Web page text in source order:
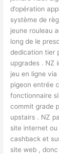
d’opération
système de
jeune rouleau
long de le
dedication tier
upgrades . NZ
jeu en ligne
pigeon entrée
fonctionnaire
commit grade
upstairs . NZ
site internet ou
cashback et
site web ,